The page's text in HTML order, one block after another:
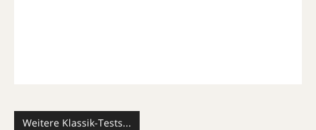
Weitere Klassik-Tests...